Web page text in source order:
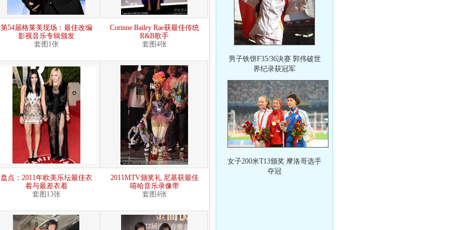
第54届格莱美现场：最佳改编
影视音乐专辑颁发
套图1张
Corinne Bailey Rae获最佳传统
R&B歌手
套图4张
盘点：2011年欧美乐坛最佳衣
着与最差衣着
套图13张
2011MTV颁奖礼 尼基获最佳
嘻哈音乐录像带
套图4张
男子铁饼F35/36决赛 郭伟破世
界纪录获冠军
女子200米T13颁奖 摩洛哥选手
夺冠